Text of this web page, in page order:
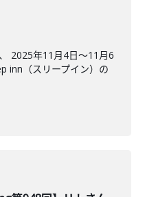
2025年11月4日〜11月6
inn（スリープイン）の